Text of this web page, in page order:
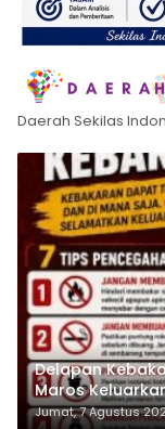
Daerah Sekilas
Delapan
Maros
Jumat, 7 Agustus